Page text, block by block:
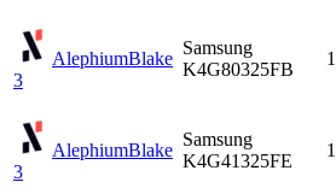
AlephiumBlake
3
Samsung
K4G80325FB
AlephiumBlake
3
Samsung
K4G41325FE